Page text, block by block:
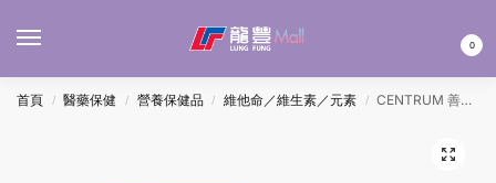
0
首頁 / 醫藥保健 / 營養保健品 / 維他命／維生素／元素 / CENTRUM 善存男士配方 60’S